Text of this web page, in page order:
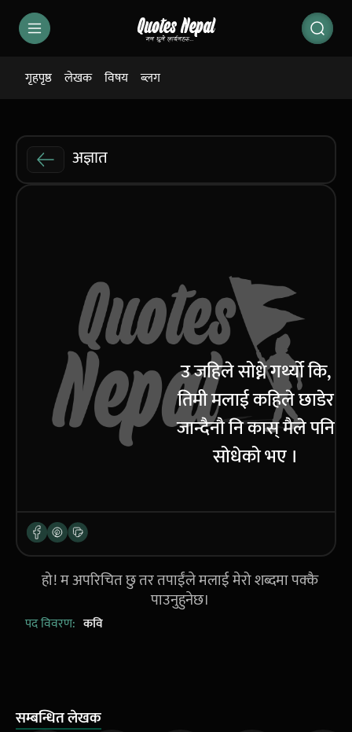
गृहपृष्ठ लेखक विषय ब्लग
अज्ञात
उ जहिले सोध्ने गर्थ्यो कि,
तिमी मलाई कहिले छाडेर
जान्दैनौ नि कास् मैले पनि
सोधेको भए ।
हो! म अपरिचित छु तर तपाईंले मलाई मेरो शब्दमा पक्कै
पाउनुहुनेछ।
पद विवरण: कवि
सम्बन्धित लेखक